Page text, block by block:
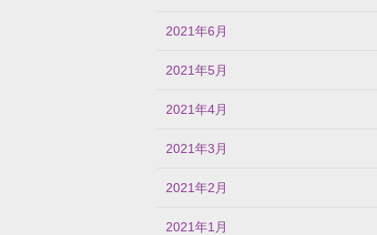
2021年6月
2021年5月
2021年4月
2021年3月
2021年2月
2021年1月